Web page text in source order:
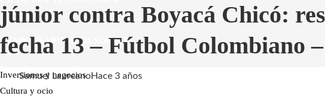
RESPONSABILIDAD SOCIAL
Inversiones y negocios
Cultura y ocio
júnior contra Boyacá Chicó:
fecha 13 – Fútbol Colombiano
Samuel LaureanoHace 3 años